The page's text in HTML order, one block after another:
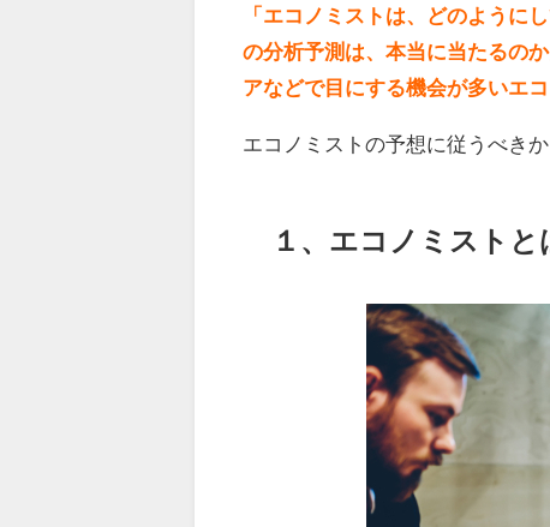
「エコノミストは、どのように
の分析予測は、本当に当たるの
アなどで目にする機会が多いエ
エコノミストの予想に従うべき
１、エコノミストと